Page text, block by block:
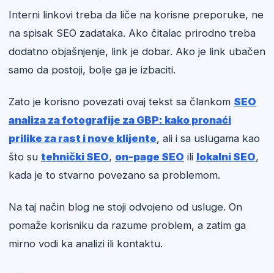
Interni linkovi treba da liče na korisne preporuke, ne
na spisak SEO zadataka. Ako čitalac prirodno treba
dodatno objašnjenje, link je dobar. Ako je link ubačen
samo da postoji, bolje ga je izbaciti.
Zato je korisno povezati ovaj tekst sa člankom SEO
analiza za fotografije za GBP: kako pronaći
prilike za rast i nove klijente, ali i sa uslugama kao
što su tehnički SEO, on-page SEO ili lokalni SEO,
kada je to stvarno povezano sa problemom.
Na taj način blog ne stoji odvojeno od usluge. On
pomaže korisniku da razume problem, a zatim ga
mirno vodi ka analizi ili kontaktu.